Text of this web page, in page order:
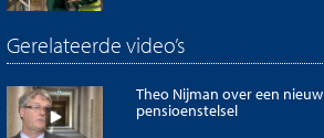
Gerelateerde video’s
Theo Nijman over een nieuw
pensioenstelsel